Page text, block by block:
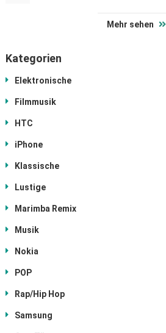
Mehr sehen
Kategorien
Elektronische
Filmmusik
HTC
iPhone
Klassische
Lustige
Marimba Remix
Musik
Nokia
POP
Rap/Hip Hop
Samsung